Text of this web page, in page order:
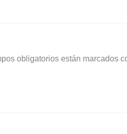
obligatorios están marcados